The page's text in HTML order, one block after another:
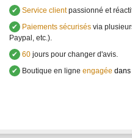
✔ Service clientpassionné et
✔
Paiements sécurisés via
Paypal, etc.).
✔ 60 jours pour changer d'avis.
✔
Boutique en ligne engagée